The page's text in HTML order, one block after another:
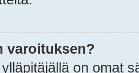
varoituksen?
on omat